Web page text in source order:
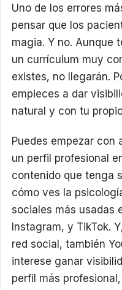
Uno de los errores
pensar que los
magia. Y no. Aunque
un currículum muy
existes, no llegarán.
empieces a dar
natural y con tu
Puedes empezar con
un perfil profesional
contenido que tenga
cómo ves la
sociales más usadas
Instagram, y TikTok.
red social, también
interese ganar
perfil más